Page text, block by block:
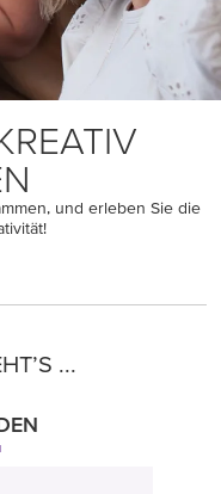
und erleben Sie die
...